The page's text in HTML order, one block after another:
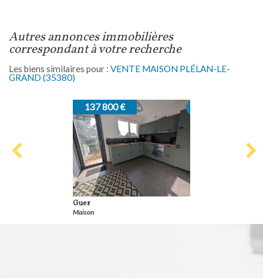
autres annonces immobilières
correspondant à votre recherche
Les biens similaires pour : VENTE MAISON PLÉLAN-LE-
GRAND (35380)
137 800 €
Guer
Maison